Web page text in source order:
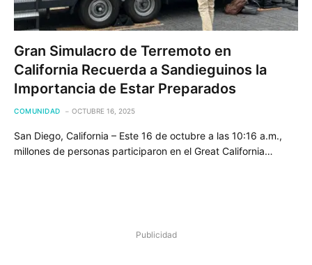
Gran Simulacro de Terremoto en
California Recuerda a Sandieguinos la
Importancia de Estar Preparados
COMUNIDAD OCTUBRE 16, 2025
San Diego, California – Este 16 de octubre a las 10:16 a.m.,
millones de personas participaron en el Great California…
Publicidad